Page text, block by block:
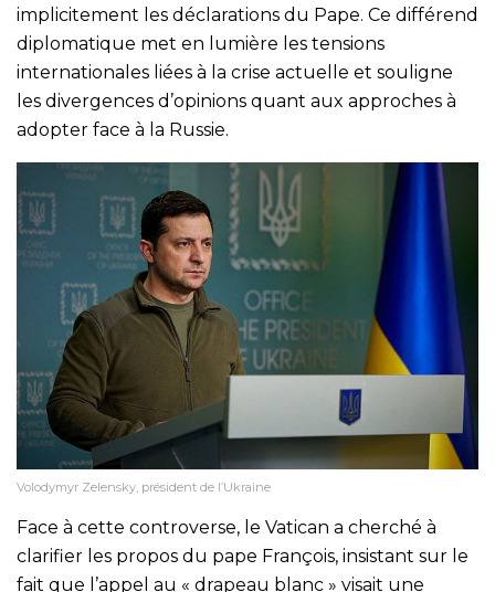
implicitement les déclarations du Pape. Ce différend
diplomatique met en lumière les tensions
internationales liées à la crise actuelle et souligne
les divergences d’opinions quant aux approches à
adopter face à la Russie.
Volodymyr Zelensky, président de l’Ukraine
Face à cette controverse, le Vatican a cherché à
clarifier les propos du pape François, insistant sur le
fait que l’appel au « drapeau blanc » visait une